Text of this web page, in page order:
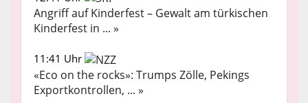
Angriff auf Kinderfest – Gewalt am türkischen
Kinderfest in ... »
11:41 Uhr
«Eco on the rocks»: Trumps Zölle, Pekings
Exportkontrollen, ... »